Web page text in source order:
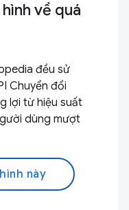
về quá
đều sử
Chuyển đổi
lợi từ hiệu suất
dùng mượt
này